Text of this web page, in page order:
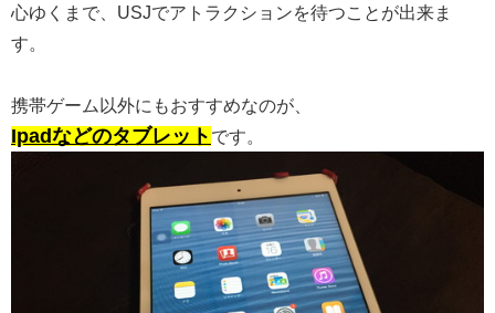
心ゆくまで、USJでアトラクションを待つことが出来ま
す。
携帯ゲーム以外にもおすすめなのが、
Ipadなどのタブレット です。